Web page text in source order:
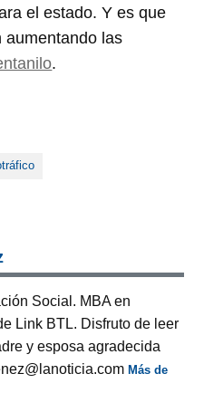
el estado. Y es que
aumentando las
.
Social. MBA en
Link BTL. Disfruto de leer
y esposa agradecida
Más de